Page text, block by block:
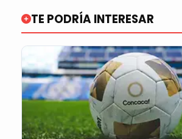
TE PODRÍA INTERESAR